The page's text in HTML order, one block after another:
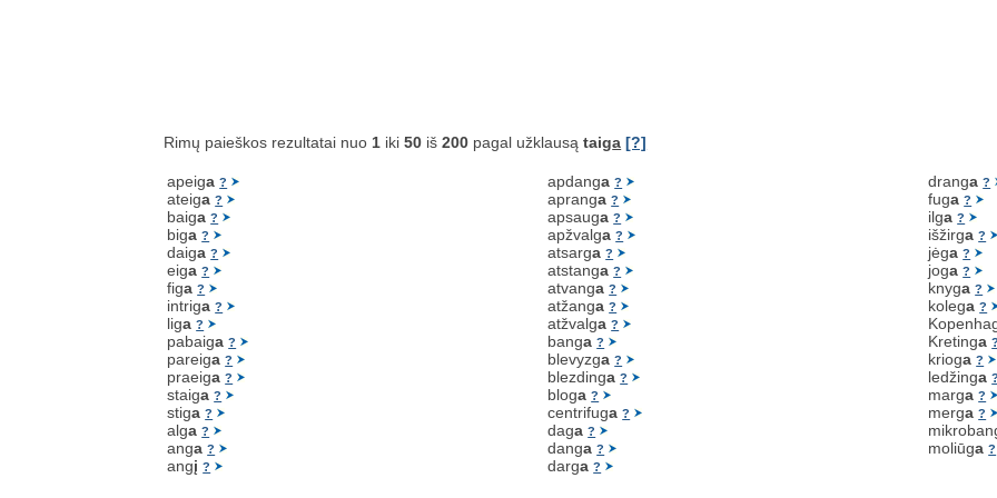
Rimų paieškos rezultatai nuo 1 iki50 iš200 pagal užklausątaiga [?]
apeiga ?
ateiga ?
baiga ?
biga ?
daiga ?
eiga ?
figa ?
intriga ?
liga ?
pabaiga ?
pareiga ?
praeiga ?
staiga ?
stiga ?
alga ?
anga ?
angį ?
apdanga ?
apranga ?
apsauga ?
apžvalga ?
atsarga ?
atstanga ?
atvanga ?
atžanga ?
atžvalga ?
banga ?
blevyzga ?
blezdinga ?
bloga ?
centrifuga ?
daga ?
danga ?
darga ?
dranga ?
fuga ?
ilga ?
išžirga ?
jėga ?
joga ?
knyga ?
kolega ?
Kretinga ?
krioga ?
ledžinga ?
marga ?
merga ?
moliūga ?